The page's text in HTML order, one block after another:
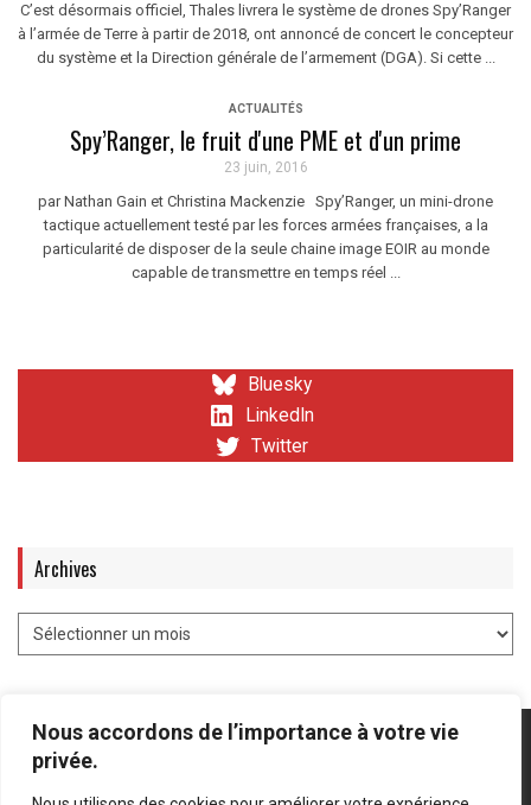
Nous accordons de l’importance à votre vie
privée.
C’est désormais officiel, Thales livrera le système de drones Spy’Ranger
à l’armée de Terre à partir de 2018, ont annoncé de concert le concepteur
du système et la Direction générale de l’armement (DGA). Si cette ...
ACTUALITÉS
Spy’Ranger, le fruit d'une PME et d'un prime
23 juin, 2016
par Nathan Gain et Christina Mackenzie Spy’Ranger, un mini-drone
tactique actuellement testé par les forces armées françaises, a la
particularité de disposer de la seule chaine image EOIR au monde
capable de transmettre en temps réel ...
Bluesky
LinkedIn
Twitter
Archives